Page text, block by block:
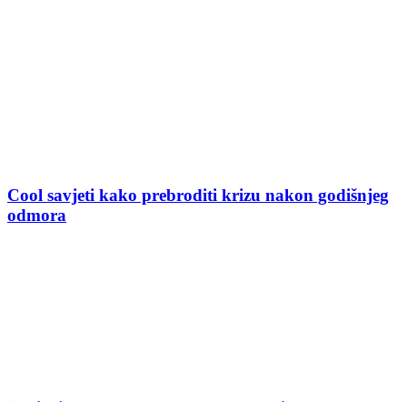
Cool savjeti kako prebroditi krizu nakon godišnjeg
odmora